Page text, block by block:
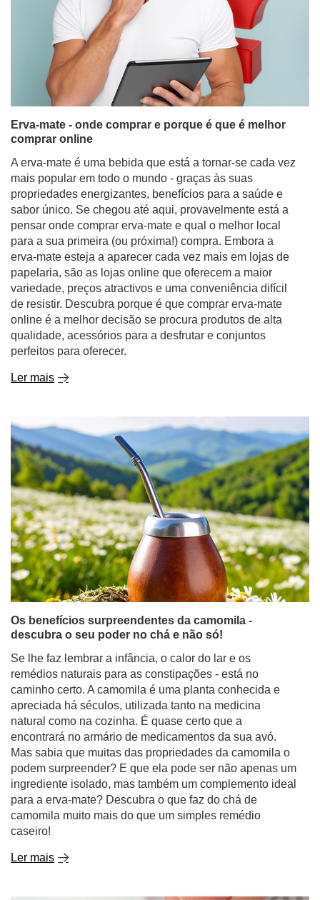
Erva-mate - onde comprar e porque é que é melhor
comprar online
A erva-mate é uma bebida que está a tornar-se cada vez
mais popular em todo o mundo - graças às suas
propriedades energizantes, benefícios para a saúde e
sabor único. Se chegou até aqui, provavelmente está a
pensar onde comprar erva-mate e qual o melhor local
para a sua primeira (ou próxima!) compra. Embora a
erva-mate esteja a aparecer cada vez mais em lojas de
papelaria, são as lojas online que oferecem a maior
variedade, preços atractivos e uma conveniência difícil
de resistir. Descubra porque é que comprar erva-mate
online é a melhor decisão se procura produtos de alta
qualidade, acessórios para a desfrutar e conjuntos
perfeitos para oferecer.
Ler mais
Os benefícios surpreendentes da camomila -
descubra o seu poder no chá e não só!
Se lhe faz lembrar a infância, o calor do lar e os
remédios naturais para as constipações - está no
caminho certo. A camomila é uma planta conhecida e
apreciada há séculos, utilizada tanto na medicina
natural como na cozinha. É quase certo que a
encontrará no armário de medicamentos da sua avó.
Mas sabia que muitas das propriedades da camomila o
podem surpreender? E que ela pode ser não apenas um
ingrediente isolado, mas também um complemento ideal
para a erva-mate? Descubra o que faz do chá de
camomila muito mais do que um simples remédio
caseiro!
Ler mais